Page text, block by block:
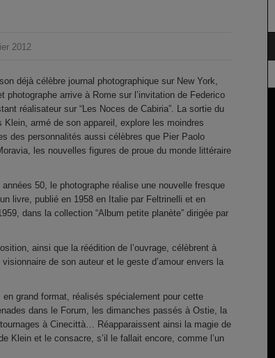
2012
déjà célèbre journal photographique sur New York,
photographe arrive à Rome sur l’invitation de Federico
réalisateur sur “Les Noces de Cabiria”. La sortie du
armé de son appareil, explore les moindres
des personnalités aussi célèbres que Pier Paolo
les nouvelles figures de proue du monde littéraire
50, le photographe réalise une nouvelle fresque
livre, publié en 1958 en Italie par Feltrinelli et en
dans la collection “Album petite planète” dirigée par
ainsi que la réédition de l’ouvrage, célèbrent à
de son auteur et le geste d’amour envers la
grand format, réalisés spécialement pour cette
dans le Forum, les dimanches passés à Ostie, la
à Cinecittà… Réapparaissent ainsi la magie de
Klein et le consacre, s’il le fallait encore, comme l’un